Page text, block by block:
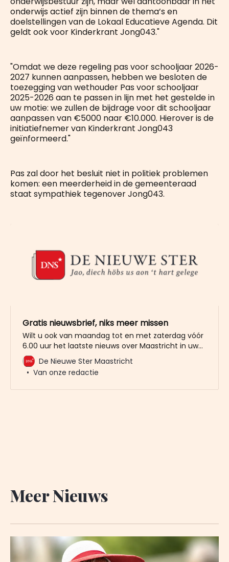
onderwijs actief zijn binnen de thema’s en
doelstellingen van de Lokaal Educatieve Agenda. Dit
geldt ook voor Kinderkrant Jong043."
"Omdat we deze regeling pas voor schooljaar 2026-
2027 kunnen aanpassen, hebben we besloten de
toezegging van wethouder Pas voor schooljaar
2025-2026 aan te passen in lijn met het gestelde in
uw motie: we zullen de bijdrage voor dit schooljaar
aanpassen van €5000 naar €10.000. Hierover is de
initiatiefnemer van Kinderkrant Jong043
geïnformeerd."
Pas zal door het besluit niet in politiek problemen
komen: een meerderheid in de gemeenteraad
staat sympathiek tegenover Jong043.
Gratis nieuwsbrief, niks meer missen
Wilt u ook van maandag tot en met zaterdag vóór
6.00 uur het laatste nieuws over Maastricht in uw
mailbox? Meld u dan gratis aan voor de nieuwbrief
van De Nieuwe Ster. Meer dan 20.000 trouwe lezers
gingen u al voor. Het enige wat wij van u vragen
De Nieuwe Ster Maastricht
Van onze redactie
Meer Nieuws